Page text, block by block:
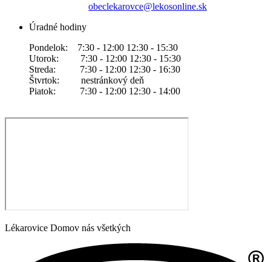
obeclekarovce@lekosonline.sk
Úradné hodiny
Pondelok: 7:30 - 12:00 12:30 - 15:30
Utorok: 7:30 - 12:00 12:30 - 15:30
Streda: 7:30 - 12:00 12:30 - 16:30
Štvrtok: nestránkový deň
Piatok: 7:30 - 12:00 12:30 - 14:00
Lékarovice Domov nás všetkých